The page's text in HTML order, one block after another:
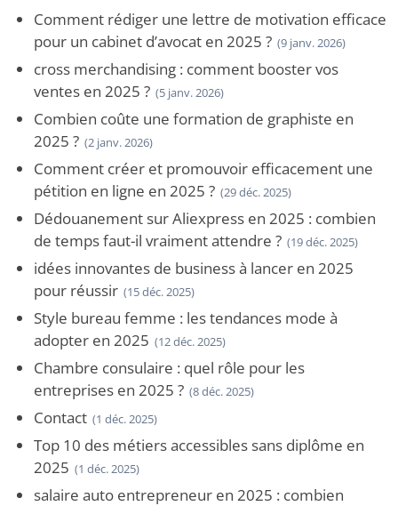
Comment rédiger une lettre de motivation efficace
pour un cabinet d’avocat en 2025 ? (9 janv. 2026)
cross merchandising : comment booster vos
ventes en 2025 ? (5 janv. 2026)
Combien coûte une formation de graphiste en
2025 ? (2 janv. 2026)
Comment créer et promouvoir efficacement une
pétition en ligne en 2025 ? (29 déc. 2025)
Dédouanement sur Aliexpress en 2025 : combien
de temps faut-il vraiment attendre ? (19 déc. 2025)
idées innovantes de business à lancer en 2025
pour réussir (15 déc. 2025)
Style bureau femme : les tendances mode à
adopter en 2025 (12 déc. 2025)
Chambre consulaire : quel rôle pour les
entreprises en 2025 ? (8 déc. 2025)
Contact (1 déc. 2025)
Top 10 des métiers accessibles sans diplôme en
2025 (1 déc. 2025)
salaire auto entrepreneur en 2025 : combien